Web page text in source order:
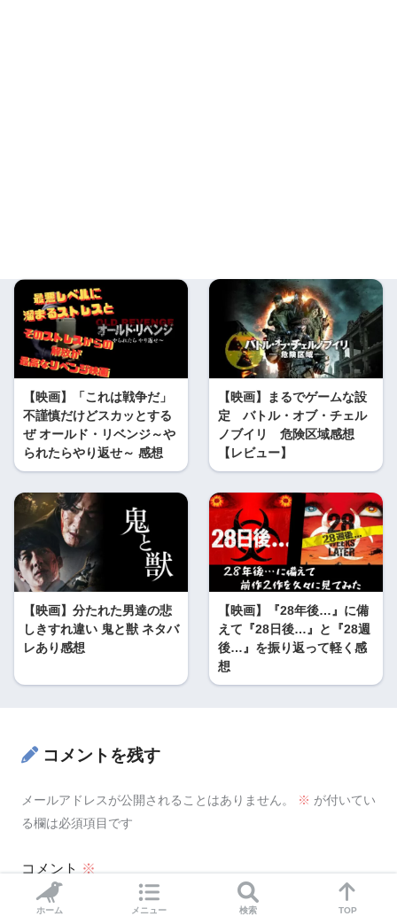
【映画】「これは戦争だ」
不謹慎だけどスカッとする
ぜ オールド・リベンジ～や
られたらやり返せ～ 感想
【映画】まるでゲームな設
定 バトル・オブ・チェル
ノブイリ 危険区域感想
【レビュー】
【映画】分たれた男達の悲
しきすれ違い 鬼と獣 ネタバ
レあり感想
【映画】『28年後…』に備
えて『28日後…』と『28週
後…』を振り返って軽く感
想
コメントを残す
メールアドレスが公開されることはありません。 ※ が付いてい
る欄は必須項目です
コメント ※
ホーム メニュー 検索 TOP